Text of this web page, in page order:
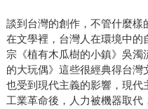
談到台灣的創作，不管什麼樣
在文學裡，台灣人在環境中
宗《植有木瓜樹的小鎮》吳
的大玩偶》這些很經典得台灣
也受到現代主義的影響，現代
工業革命後，人力被機器取